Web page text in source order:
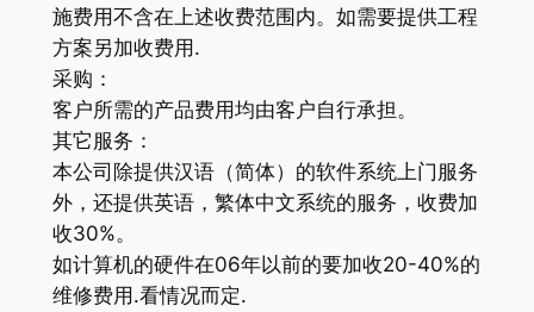
施费用不含在上述收费范围内。如需要提供工程
方案另加收费用.
采购：
客户所需的产品费用均由客户自行承担。
其它服务：
本公司除提供汉语（简体）的软件系统上门服务
外，还提供英语，繁体中文系统的服务，收费加
收30%。
如计算机的硬件在06年以前的要加收20-40%的
维修费用.看情况而定.